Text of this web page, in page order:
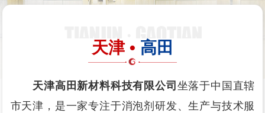
天津 • 高田
天津高田新材料科技有限公司 坐落于中国直辖
市天津，是一家专注于消泡剂研发、生产与技术服